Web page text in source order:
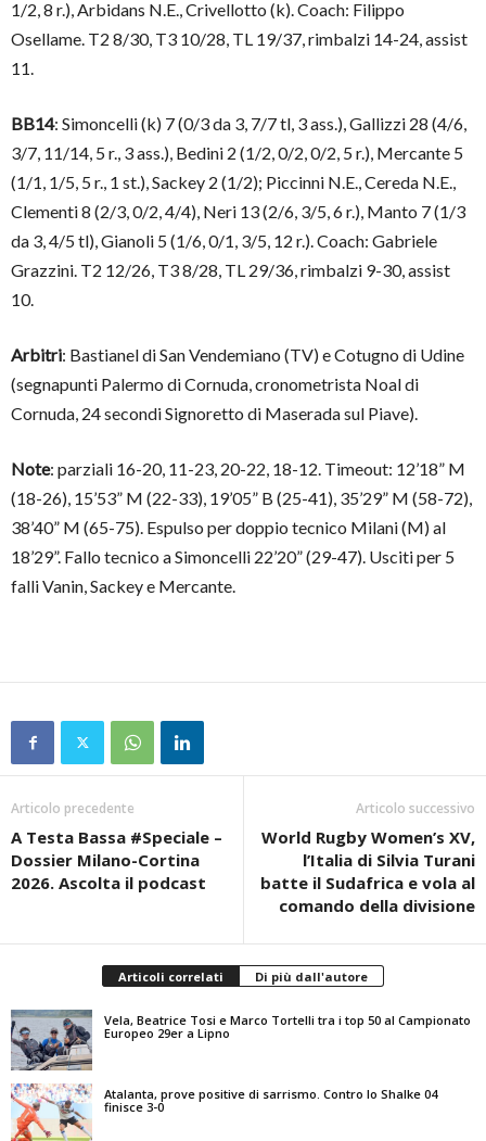
1/2, 8 r.), Arbidans N.E., Crivellotto (k). Coach: Filippo
Osellame. T2 8/30, T3 10/28, TL 19/37, rimbalzi 14-24, assist
11.
BB14: Simoncelli (k) 7 (0/3 da 3, 7/7 tl, 3 ass.), Gallizzi 28 (4/6,
3/7, 11/14, 5 r., 3 ass.), Bedini 2 (1/2, 0/2, 0/2, 5 r.), Mercante 5
(1/1, 1/5, 5 r., 1 st.), Sackey 2 (1/2); Piccinni N.E., Cereda N.E.,
Clementi 8 (2/3, 0/2, 4/4), Neri 13 (2/6, 3/5, 6 r.), Manto 7 (1/3
da 3, 4/5 tl), Gianoli 5 (1/6, 0/1, 3/5, 12 r.). Coach: Gabriele
Grazzini. T2 12/26, T3 8/28, TL 29/36, rimbalzi 9-30, assist
10.
Arbitri: Bastianel di San Vendemiano (TV) e Cotugno di Udine
(segnapunti Palermo di Cornuda, cronometrista Noal di
Cornuda, 24 secondi Signoretto di Maserada sul Piave).
Note: parziali 16-20, 11-23, 20-22, 18-12. Timeout: 12’18” M
(18-26), 15’53” M (22-33), 19’05” B (25-41), 35’29” M (58-72),
38’40” M (65-75). Espulso per doppio tecnico Milani (M) al
18’29”. Fallo tecnico a Simoncelli 22’20” (29-47). Usciti per 5
falli Vanin, Sackey e Mercante.
Articolo precedente
A Testa Bassa #Speciale –
Dossier Milano-Cortina
2026. Ascolta il podcast
Articolo successivo
World Rugby Women’s XV,
l’Italia di Silvia Turani
batte il Sudafrica e vola al
comando della divisione
Articoli correlati Di più dall'autore
Vela, Beatrice Tosi e Marco Tortelli tra i top 50 al Campionato
Europeo 29er a Lipno
Atalanta, prove positive di sarrismo. Contro lo Shalke 04
finisce 3-0